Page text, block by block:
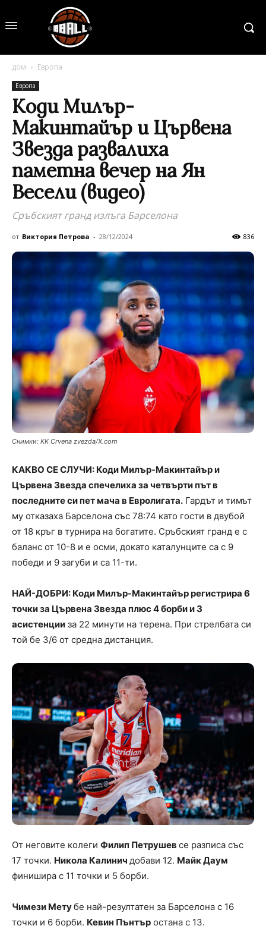
дом Европа
Европа
Коди Милър-
Макинтайър и Цървена
Звезда развалиха
паметна вечер на Ян
Весели (видео)
Сръбският гранд излъга Барселона
от Виктория Петрова - 28/12/2024 836
Снимки: KK Crvena zvezda/X.com
КАКВО СЕ СЛУЧИ: Коди Милър-Макинтайър и
Цървена Звезда спечелиха за четвърти път в
последните си пет мача в Евролигата. Гардът и тимът
му отказаха Барселона със 78:74 като гости в двубой
от 18 кръг в турнира на богатите. Сръбският гранд е с
баланс от 10-8 и е осми, докато каталунците са с 9
победи и 9 загуби и са 11-ти.
НАЙ-ДОБРИ: Коди Милър-Макинтайър регистрира 6
точки за Цървена Звезда плюс 4 борби и 3
асистенции за 22 минути на терена. При стрелбата си
той бе 3/6 от средна дистанция.
От неговите колеги Филип Петрушев се разписа със
17 точки. Никола Калинич добави 12. Майк Даум
финишира с 11 точки и 5 борби.
Чимези Метубе най-резултатен за Барселона с 16
точки и 6 борби. Кевин Пънтър остана с 13.